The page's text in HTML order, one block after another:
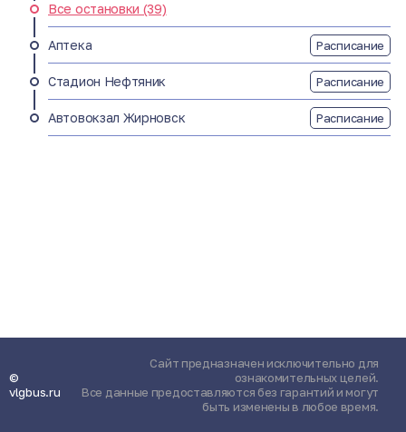
Все остановки (39)
Аптека Расписание
Стадион Нефтяник Расписание
Автовокзал Жирновск Расписание
©
vlgbus.ru
Сайт предназначен исключительно для
ознакомительных целей.
Все данные предоставляются без гарантий и могут
быть изменены в любое время.